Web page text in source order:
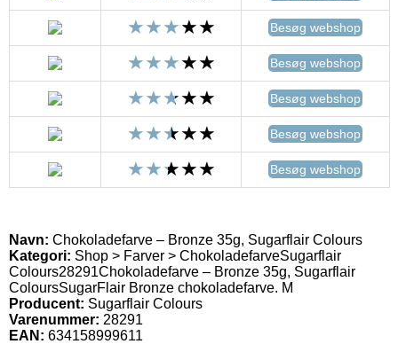
Besøg webshop
Besøg webshop
Besøg webshop
Besøg webshop
Besøg webshop
Navn: Chokoladefarve – Bronze 35g, Sugarflair Colours
Kategori: Shop > Farver > ChokoladefarveSugarflair
Colours28291Chokoladefarve – Bronze 35g, Sugarflair
ColoursSugarFlair Bronze chokoladefarve. M
Producent: Sugarflair Colours
Varenummer: 28291
EAN: 634158999611